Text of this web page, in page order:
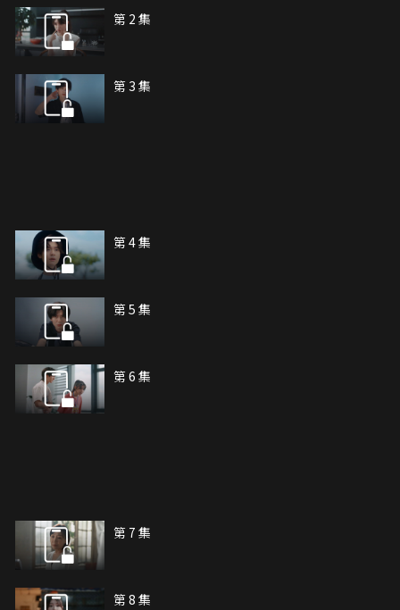
第 2 集
第 3 集
第 4 集
第 5 集
第 6 集
第 7 集
第 8 集